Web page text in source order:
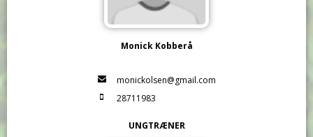
Monick Kobberå
monickolsen@gmail.com
28711983
UNGTRÆNER